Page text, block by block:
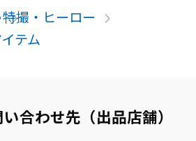
特撮・ヒーロー
テム
合わせ先（出品店舗）